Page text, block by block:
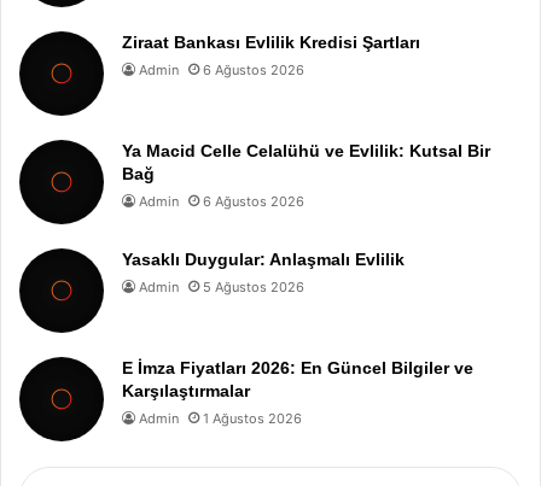
Ziraat Bankası Evlilik Kredisi Şartları
Admin 6 Ağustos 2026
Ya Macid Celle Celalühü ve Evlilik: Kutsal Bir
Bağ
Admin 6 Ağustos 2026
Yasaklı Duygular: Anlaşmalı Evlilik
Admin 5 Ağustos 2026
E İmza Fiyatları 2026: En Güncel Bilgiler ve
Karşılaştırmalar
Admin 1 Ağustos 2026